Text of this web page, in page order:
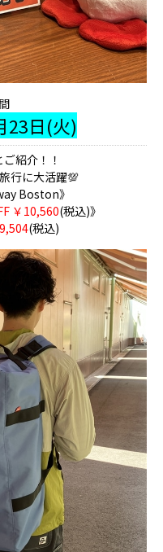
23日(火)
紹介！！
行に大活躍💯
Boston》
￥10,560(税込)》
(税込)